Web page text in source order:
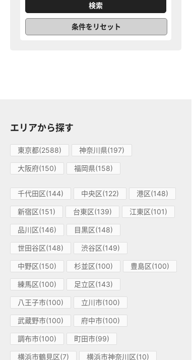
条件をリセット
エリアから探す
東京都(2588) 神奈川県(197)
大阪府(150) 福岡県(158)
千代田区(144) 中央区(122) 港区(148)
新宿区(151) 台東区(139) 江東区(101)
品川区(146) 目黒区(148)
世田谷区(148) 渋谷区(149)
中野区(150) 杉並区(100) 豊島区(100)
練馬区(100) 足立区(143)
八王子市(100) 立川市(100)
武蔵野市(100) 府中市(100)
調布市(100) 町田市(99)
横浜市鶴見区(7) 横浜市神奈川区(10)